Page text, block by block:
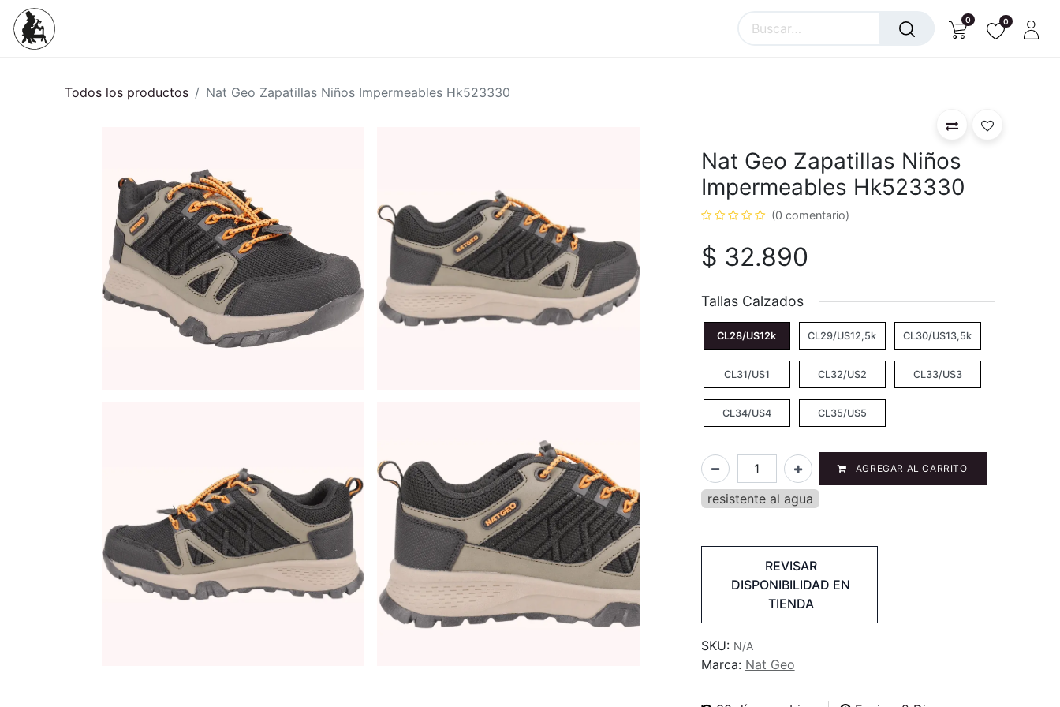
0 0
Todos los productos Nat Geo Zapatillas Niños Impermeables Hk523330
Nat Geo Zapatillas Niños
Impermeables Hk523330
(0 comentario)
$ 32.890
Tallas Calzados
CL28/US12k CL29/US12,5k CL30/US13,5k
CL31/US1 CL32/US2 CL33/US3
CL34/US4 CL35/US5
AGREGAR AL CARRITO
resistente al agua
REVISAR
DISPONIBILIDAD EN
TIENDA
SKU: N/A
Marca: Nat Geo